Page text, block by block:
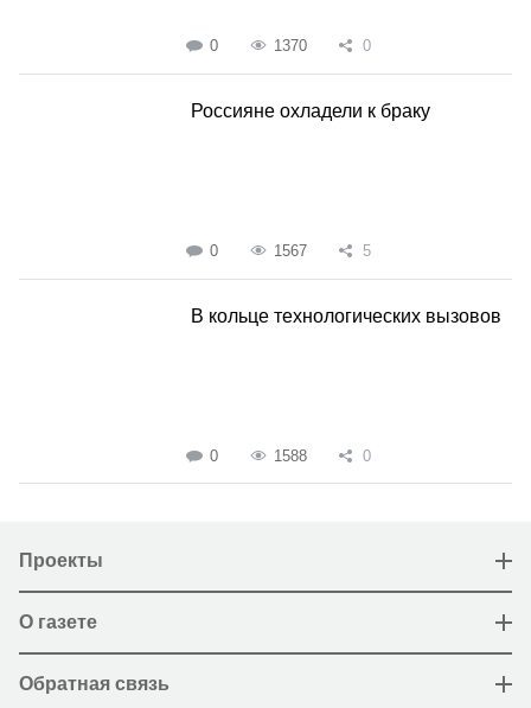
0 1370 0
Россияне охладели к браку
0 1567 5
В кольце технологических вызовов
0 1588 0
Проекты
О газете
Обратная связь